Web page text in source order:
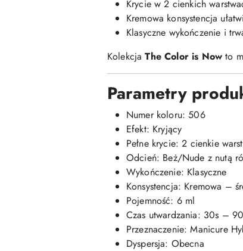
Krycie w 2 cienkich
Kremowa konsystencja
Klasyczne wykończenie i
KolekcjaThe Color is Now to
Parametry
Numer koloru: 506
Efekt: Kryjący
Pełne krycie: 2 cienkie
Odcień: Beż/Nude z nutą
Wykończenie: Klasyczne
Konsystencja: Kremowa –
Pojemność: 6 ml
Czas utwardzania: 30s –
Przeznaczenie: Manicure
Dyspersja: Obecna